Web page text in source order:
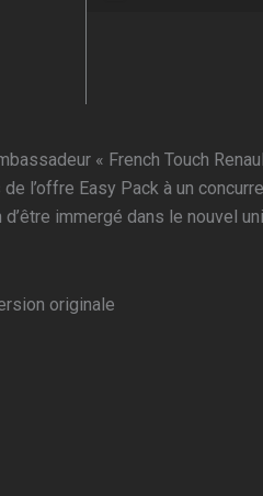
« French Touch
l’offre Easy Pack à un
immergé dans le nouvel
originale